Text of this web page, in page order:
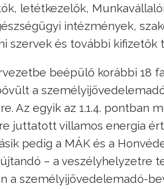
letétkezelők,
intézmények,
szervek és további kifizetők
beépülő korábbi 18
a
Az egyik az 1.1.4. pontban
juttatott villamos energia
pedig a MÁK és a
– a veszélyhelyzetre
a személyijövedelemadó-